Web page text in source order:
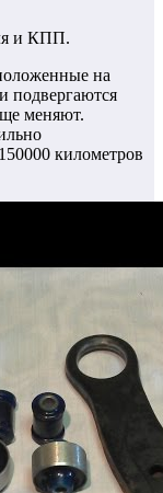
и КПП.
на
подвергаются
меняют.
километров